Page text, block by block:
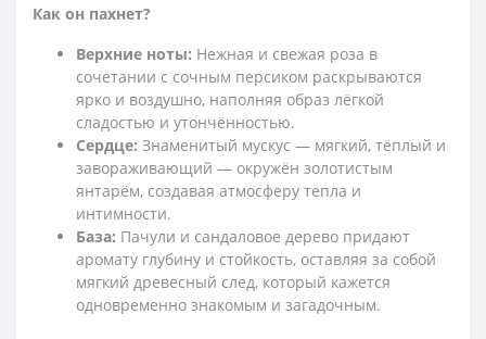
Как он пахнет?
Верхние ноты: Нежная и свежая роза в
сочетании с сочным персиком раскрываются
ярко и воздушно, наполняя образ лёгкой
сладостью и утончённостью.
Сердце: Знаменитый мускус — мягкий, тёплый и
завораживающий — окружён золотистым
янтарём, создавая атмосферу тепла и
интимности.
База: Пачули и сандаловое дерево придают
аромату глубину и стойкость, оставляя за собой
мягкий древесный след, который кажется
одновременно знакомым и загадочным.